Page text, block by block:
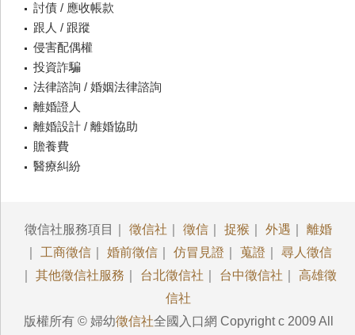
討債 / 應收帳款
跟人 / 跟蹤
侵害配偶權
投資詐騙
法律諮詢 / 婚姻法律諮詢
離婚證人
離婚設計 / 離婚協助
贍養費
醫療糾紛
徵信社服務項目｜ 徵信社 徵信 捉猴 外遇
離婚
工商徵信 婚前徵信 仿冒見證 蒐證
尋人徵信
其他徵信社服務 台北徵信社 台中徵信社
高雄徵
信社
版權所有 © 婦幼徵信社全國入口網 Copyright c 2009 All